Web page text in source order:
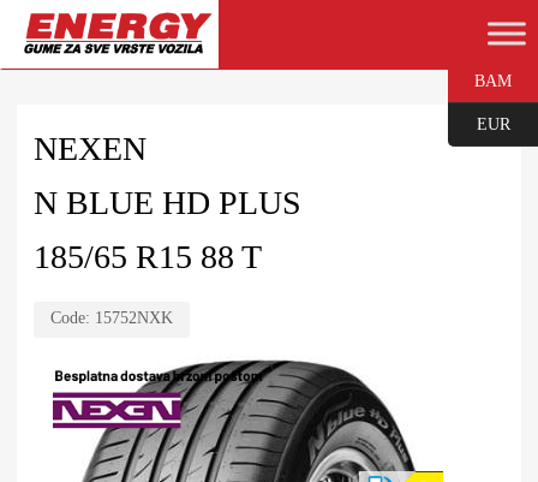
NEXEN
N BLUE HD PLUS
185/65 R15 88 T
Code: 15752NXK
BAM
EUR